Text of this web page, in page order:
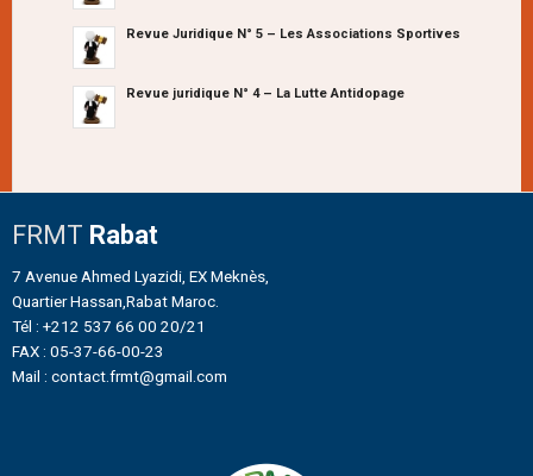
Revue Juridique N° 5 – Les Associations Sportives
Revue juridique N° 4 – La Lutte Antidopage
FRMT Rabat
7 Avenue Ahmed Lyazidi, EX Meknès,
Quartier Hassan,Rabat Maroc.
Tél : +212 537 66 00 20/21
FAX : 05-37-66-00-23
Mail : contact.frmt@gmail.com